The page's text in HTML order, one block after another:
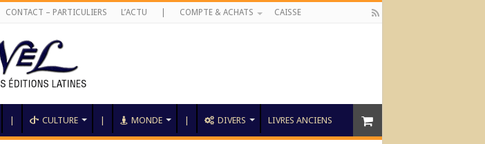
CONTACT – PARTICULIERS L’ACTU COMPTE & ACHATS CAISSE
CULTURE MONDE DIVERS LIVRES ANCIENS